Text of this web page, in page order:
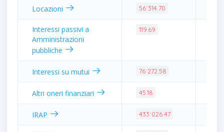
Locazioni 56˙314.70
Interessi passivi a
Amministrazioni
pubbliche
119.69
Interessi su mutui 76˙272.58
Altri oneri finanziari 45.18
IRAP 433˙026.47